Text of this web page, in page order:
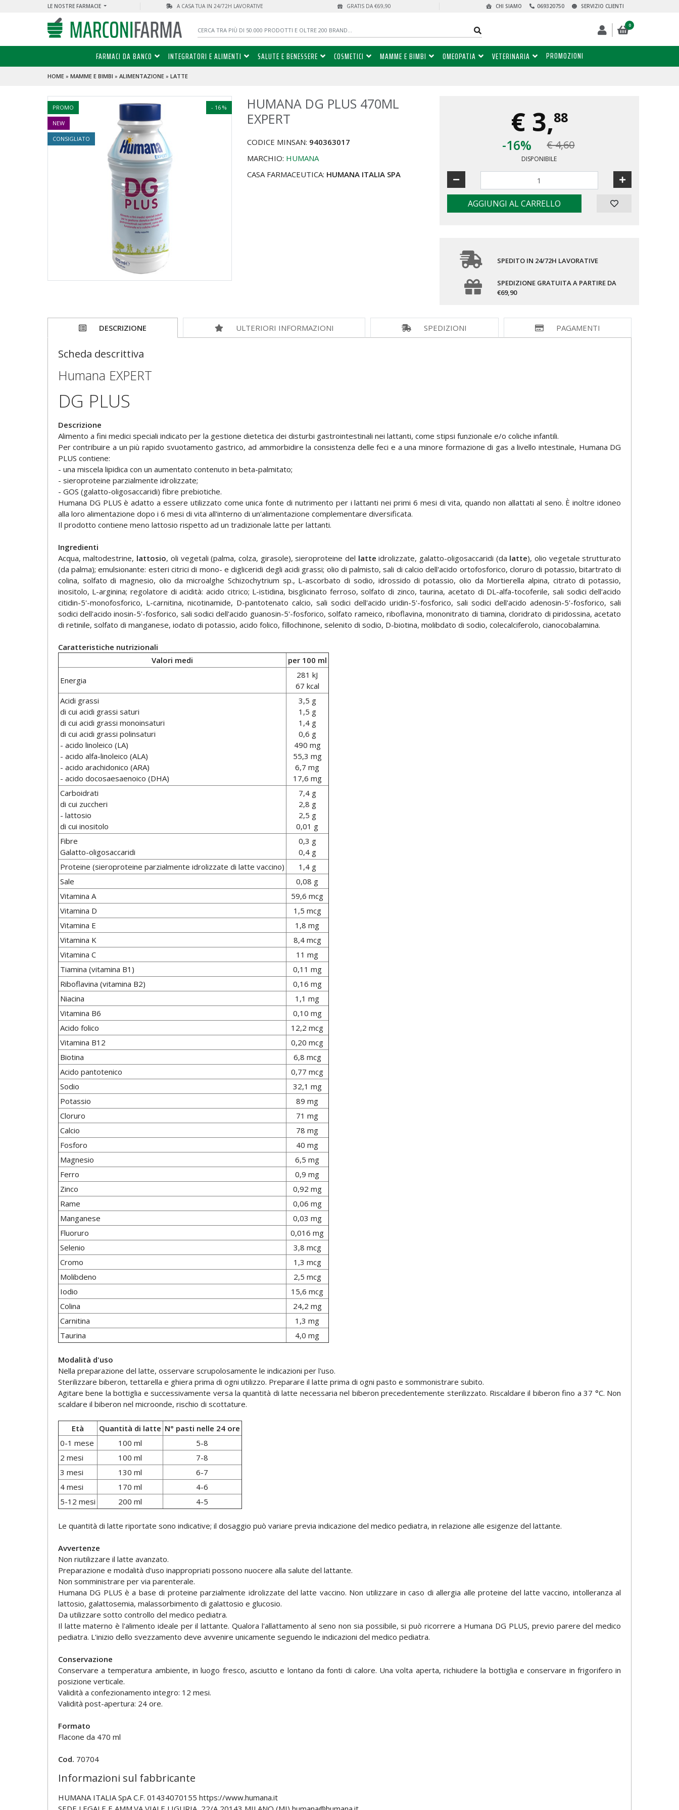
LE NOSTRE FARMACIE A CASA TUA IN 24/72H LAVORATIVE GRATIS DA €69,90 SERVIZIO CLIENTI
069320750
CHI SIAMO
0
FARMACI DA BANCO INTEGRATORI E ALIMENTI SALUTE E BENESSERE COSMETICI MAMME E BIMBI OMEOPATIA VETERINARIA PROMOZIONI
HOME» MAMME E BIMBI » ALIMENTAZIONE» LATTE
- 16 %
PROMO
NEW
CONSIGLIATO
HUMANA DG PLUS 470ML
EXPERT
CODICE MINSAN: 940363017
MARCHIO: HUMANA
CASA FARMACEUTICA: HUMANA ITALIA SPA
€ 3,88
-16%
€ 4,60
DISPONIBILE
AGGIUNGI AL CARRELLO
SPEDITO IN 24/72H LAVORATIVE
SPEDIZIONE GRATUITA A PARTIRE DA
€69,90
DESCRIZIONE ULTERIORI INFORMAZIONI SPEDIZIONI PAGAMENTI
Scheda descrittiva
Humana EXPERT
DG PLUS
Descrizione
Alimento a fini medici speciali indicato per la gestione dietetica dei disturbi gastrointestinali nei lattanti, come stipsi funzionale e/o coliche infantili.
Per contribuire a un più rapido svuotamento gastrico, ad ammorbidire la consistenza delle feci e a una minore formazione di gas a livello intestinale, Humana DG
PLUS contiene:
- una miscela lipidica con un aumentato contenuto in beta-palmitato;
- sieroproteine parzialmente idrolizzate;
- GOS (galatto-oligosaccaridi) fibre prebiotiche.
Humana DG PLUS è adatto a essere utilizzato come unica fonte di nutrimento per i lattanti nei primi 6 mesi di vita, quando non allattati al seno. È inoltre idoneo
alla loro alimentazione dopo i 6 mesi di vita all'interno di un'alimentazione complementare diversificata.
Il prodotto contiene meno lattosio rispetto ad un tradizionale latte per lattanti.
Ingredienti
Acqua, maltodestrine, lattosio, oli vegetali (palma, colza, girasole), sieroproteine del latte idrolizzate, galatto-oligosaccaridi (da latte), olio vegetale strutturato
(da palma); emulsionante: esteri citrici di mono- e digliceridi degli acidi grassi; olio di palmisto, sali di calcio dell'acido ortofosforico, cloruro di potassio, bitartrato di
colina, solfato di magnesio, olio da microalghe Schizochytrium sp., L-ascorbato di sodio, idrossido di potassio, olio da Mortierella alpina, citrato di potassio,
inositolo, L-arginina; regolatore di acidità: acido citrico; L-istidina, bisglicinato ferroso, solfato di zinco, taurina, acetato di DL-alfa-tocoferile, sali sodici dell'acido
citidin-5'-monofosforico, L-carnitina, nicotinamide, D-pantotenato calcio, sali sodici dell'acido uridin-5'-fosforico, sali sodici dell'acido adenosin-5'-fosforico, sali
sodici dell'acido inosin-5'-fosforico, sali sodici dell'acido guanosin-5'-fosforico, solfato rameico, riboflavina, mononitrato di tiamina, cloridrato di piridossina, acetato
di retinile, solfato di manganese, iodato di potassio, acido folico, fillochinone, selenito di sodio, D-biotina, molibdato di sodio, colecalciferolo, cianocobalamina.
Caratteristiche nutrizionali
Valori medi
per 100 ml
Energia
281 kJ
67 kcal
Acidi grassi
di cui acidi grassi saturi
di cui acidi grassi monoinsaturi
di cui acidi grassi polinsaturi
- acido linoleico (LA)
- acido alfa-linoleico (ALA)
- acido arachidonico (ARA)
- acido docosaesaenoico (DHA)
3,5 g
1,5 g
1,4 g
0,6 g
490 mg
55,3 mg
6,7 mg
17,6 mg
Carboidrati
di cui zuccheri
- lattosio
di cui inositolo
7,4 g
2,8 g
2,5 g
0,01 g
Fibre
Galatto-oligosaccaridi
0,3 g
0,4 g
Proteine (sieroproteine parzialmente idrolizzate di latte vaccino)
1,4 g
Sale
0,08 g
Vitamina A
59,6 mcg
Vitamina D
1,5 mcg
Vitamina E
1,8 mg
Vitamina K
8,4 mcg
Vitamina C
11 mg
Tiamina (vitamina B1)
0,11 mg
Riboflavina (vitamina B2)
0,16 mg
Niacina
1,1 mg
Vitamina B6
0,10 mg
Acido folico
12,2 mcg
Vitamina B12
0,20 mcg
Biotina
6,8 mcg
Acido pantotenico
0,77 mcg
Sodio
32,1 mg
Potassio
89 mg
Cloruro
71 mg
Calcio
78 mg
Fosforo
40 mg
Magnesio
6,5 mg
Ferro
0,9 mg
Zinco
0,92 mg
Rame
0,06 mg
Manganese
0,03 mg
Fluoruro
0,016 mg
Selenio
3,8 mcg
Cromo
1,3 mcg
Molibdeno
2,5 mcg
Iodio
15,6 mcg
Colina
24,2 mg
Carnitina
1,3 mg
Taurina
4,0 mg
Modalità d'uso
Nella preparazione del latte, osservare scrupolosamente le indicazioni per l'uso.
Sterilizzare biberon, tettarella e ghiera prima di ogni utilizzo. Preparare il latte prima di ogni pasto e sommonistrare subito.
Agitare bene la bottiglia e successivamente versa la quantità di latte necessaria nel biberon precedentemente sterilizzato. Riscaldare il biberon fino a 37 °C. Non
scaldare il biberon nel microonde, rischio di scottature.
Età Quantità di latte N° pasti nelle 24 ore
0-1 mese
100 ml
5-8
2 mesi
100 ml
7-8
3 mesi
130 ml
6-7
4 mesi
170 ml
4-6
5-12 mesi
200 ml 4-5
Le quantità di latte riportate sono indicative; il dosaggio può variare previa indicazione del medico pediatra, in relazione alle esigenze del lattante.
Avvertenze
Non riutilizzare il latte avanzato.
Preparazione e modalità d'uso inappropriati possono nuocere alla salute del lattante.
Non somministrare per via parenterale.
Humana DG PLUS è a base di proteine parzialmente idrolizzate del latte vaccino. Non utilizzare in caso di allergia alle proteine del latte vaccino, intolleranza al
lattosio, galattosemia, malassorbimento di galattosio e glucosio.
Da utilizzare sotto controllo del medico pediatra.
Il latte materno è l'alimento ideale per il lattante. Qualora l'allattamento al seno non sia possibile, si può ricorrere a Humana DG PLUS, previo parere del medico
pediatra. L'inizio dello svezzamento deve avvenire unicamente seguendo le indicazioni del medico pediatra.
Conservazione
Conservare a temperatura ambiente, in luogo fresco, asciutto e lontano da fonti di calore. Una volta aperta, richiudere la bottiglia e conservare in frigorifero in
posizione verticale.
Validità a confezionamento integro: 12 mesi.
Validità post-apertura: 24 ore.
Formato
Flacone da 470 ml
Cod. 70704
Informazioni sul fabbricante
HUMANA ITALIA SpA C.F. 01434070155 https://www.humana.it